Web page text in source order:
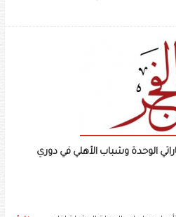
الوحدة وشباب الأهلي في دوري